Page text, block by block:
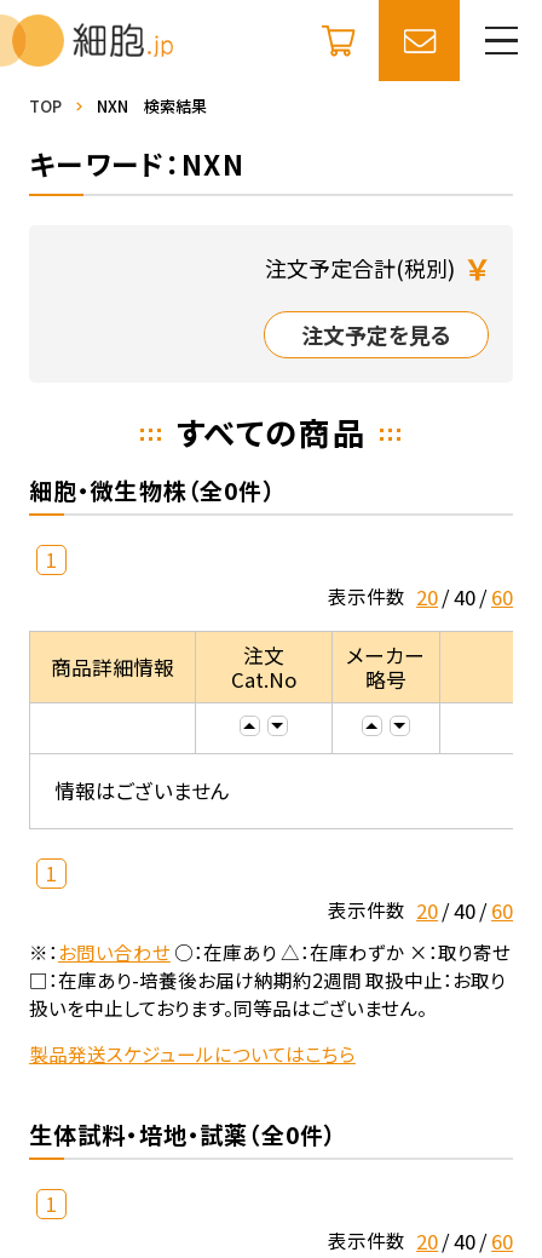
TOP NXN 検索結果
キーワード：NXN
注文予定合計(税別) ￥
注文予定を見る
すべての商品
細胞・微生物株（全0件）
1
表示件数 20 40 60
商品詳細情報
注文
Cat.No
メーカー
略号
情報はございません
1
表示件数 20 40 60
※：お問い合わせ○：在庫あり △：在庫わずか ×：取り寄せ
□：在庫あり-培養後お届け納期約2週間 取扱中止：お取り
扱いを中止しております。同等品はございません。
製品発送スケジュールについてはこちら
生体試料・培地・試薬（全0件）
1
表示件数 20 40 60